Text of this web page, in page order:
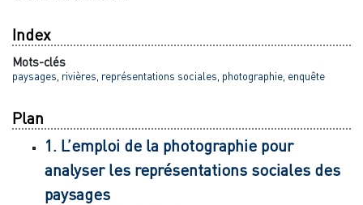
Index
Mots-clés
paysages rivières représentations sociales photographie enquête
Plan
1. L’emploi de la photographie pour
analyser les représentations sociales des
paysages